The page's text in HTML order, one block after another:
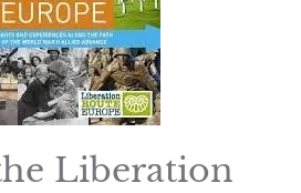
Liberation